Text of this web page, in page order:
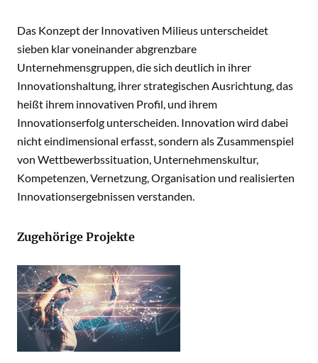
Das Konzept der Innovativen Milieus unterscheidet
sieben klar voneinander abgrenzbare
Unternehmensgruppen, die sich deutlich in ihrer
Innovationshaltung, ihrer strategischen Ausrichtung, das
heißt ihrem innovativen Profil, und ihrem
Innovationserfolg unterscheiden. Innovation wird dabei
nicht eindimensional erfasst, sondern als Zusammenspiel
von Wettbewerbssituation, Unternehmenskultur,
Kompetenzen, Vernetzung, Organisation und realisierten
Innovationsergebnissen verstanden.
Zugehörige Projekte